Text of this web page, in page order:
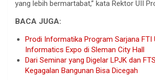
yang lebih bermartabat,” kata Rektor UII
BACA JUGA:
Prodi Informatika Program Sarjana FTI
Informatics Expo di Sleman City Hall
Dari Seminar yang Digelar LPJK dan
Kegagalan Bangunan Bisa Dicegah